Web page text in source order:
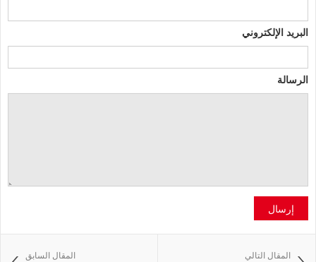
البريد الإلكتروني
الرسالة
إرسال
المقال السابق المقال التالي